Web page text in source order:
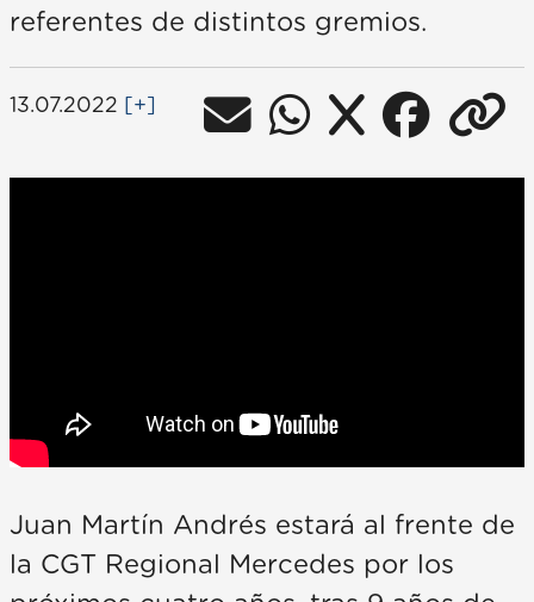
referentes de distintos gremios.
13.07.2022 [+]
Juan Martín Andrés estará al frente de
la CGT Regional Mercedes por los